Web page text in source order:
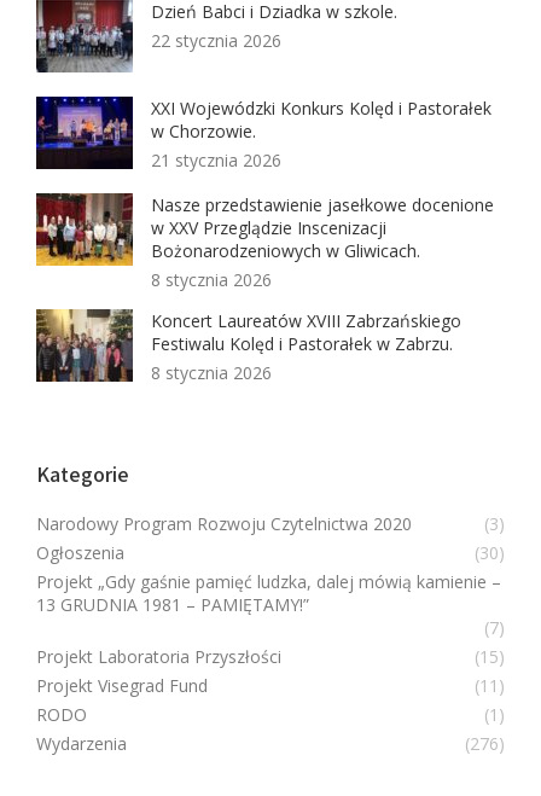
Dzień Babci i Dziadka w szkole.
22 stycznia 2026
XXI Wojewódzki Konkurs Kolęd i Pastorałek
w Chorzowie.
21 stycznia 2026
Nasze przedstawienie jasełkowe docenione
w XXV Przeglądzie Inscenizacji
Bożonarodzeniowych w Gliwicach.
8 stycznia 2026
Koncert Laureatów XVIII Zabrzańskiego
Festiwalu Kolęd i Pastorałek w Zabrzu.
8 stycznia 2026
Kategorie
Narodowy Program Rozwoju Czytelnictwa 2020
(3)
Ogłoszenia
(30)
Projekt „Gdy gaśnie pamięć ludzka, dalej mówią kamienie –
13 GRUDNIA 1981 – PAMIĘTAMY!”
(7)
Projekt Laboratoria Przyszłości
(15)
Projekt Visegrad Fund
(11)
RODO
(1)
Wydarzenia
(276)